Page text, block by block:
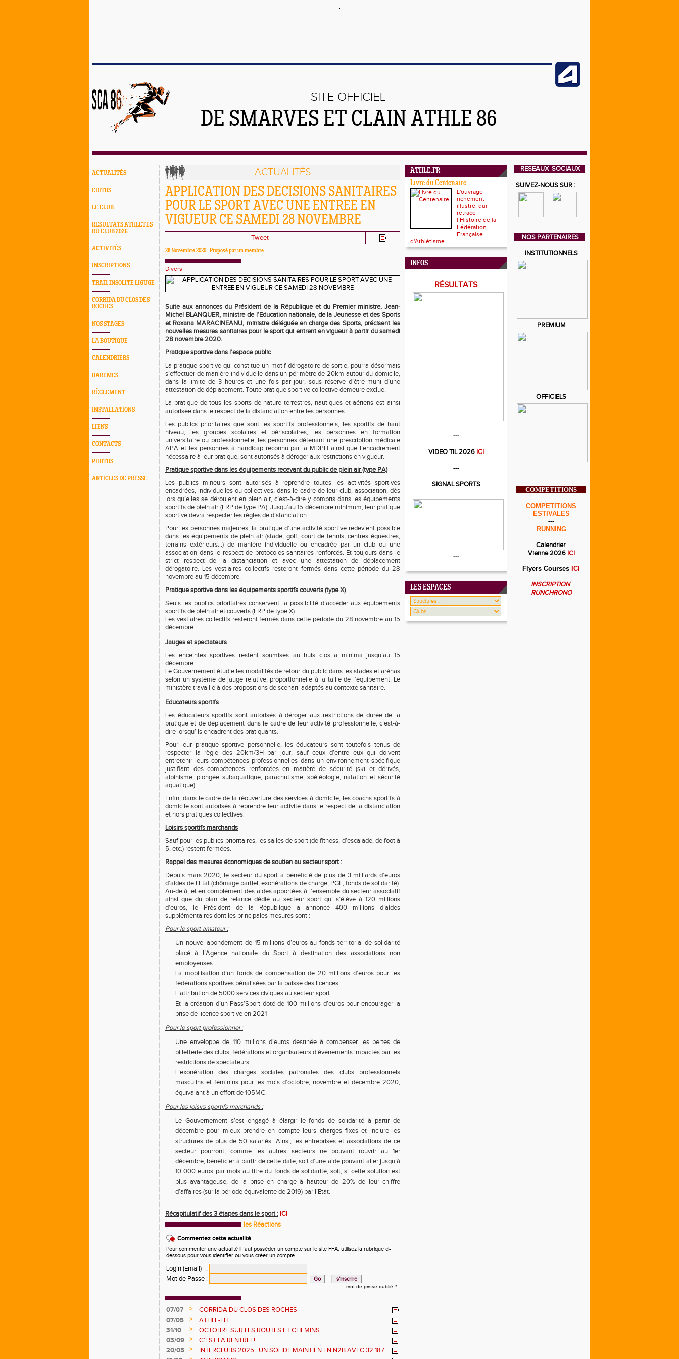
SITE OFFICIEL
DE SMARVES ET CLAIN ATHLE 86
ACTUALITÉS
EDITOS
LE CLUB
RESULTATS ATHLETES
DU CLUB 2026
ACTIVITÉS
INSCRIPTIONS
TRAIL INSOLITE LIGUGE
CORRIDA DU CLOS DES
ROCHES
NOS STAGES
LA BOUTIQUE
CALENDRIERS
BAREMES
RÈGLEMENT
INSTALLATIONS
LIENS
CONTACTS
PHOTOS
ARTICLES DE PRESSE
ACTUALITÉS
APPLICATION DES DECISIONS SANITAIRES
POUR LE SPORT AVEC UNE ENTREE EN
VIGUEUR CE SAMEDI 28 NOVEMBRE
Tweet
28 Novembre 2020 - Proposé par un membre
Divers
Suite aux annonces du Président de la République et du Premier ministre, Jean-
Michel BLANQUER, ministre de l’Education nationale, de la Jeunesse et des Sports
et Roxana MARACINEANU, ministre déléguée en charge des Sports, précisent les
nouvelles mesures sanitaires pour le sport qui entrent en vigueur à partir du samedi
28 novembre 2020.
Pratique sportive dans l’espace public
La pratique sportive qui constitue un motif dérogatoire de sortie, pourra désormais
s’effectuer de manière individuelle dans un périmètre de 20km autour du domicile,
dans la limite de 3 heures et une fois par jour, sous réserve d’être muni d’une
attestation de déplacement. Toute pratique sportive collective demeure exclue.
La pratique de tous les sports de nature terrestres, nautiques et aériens est ainsi
autorisée dans le respect de la distanciation entre les personnes.
Les publics prioritaires que sont les sportifs professionnels, les sportifs de haut
niveau, les groupes scolaires et périscolaires, les personnes en formation
universitaire ou professionnelle, les personnes détenant une prescription médicale
APA et les personnes à handicap reconnu par la MDPH ainsi que l’encadrement
nécessaire à leur pratique, sont autorisés à déroger aux restrictions en vigueur.
Pratique sportive dans les équipements recevant du public de plein air (type PA)
Les publics mineurs sont autorisés à reprendre toutes les activités sportives
encadrées, individuelles ou collectives, dans le cadre de leur club, association, dès
lors qu’elles se déroulent en plein air, c’est-à-dire y compris dans les équipements
sportifs de plein air (ERP de type PA). Jusqu’au 15 décembre minimum, leur pratique
sportive devra respecter les règles de distanciation.
Pour les personnes majeures, la pratique d’une activité sportive redevient possible
dans les équipements de plein air (stade, golf, court de tennis, centres équestres,
terrains extérieurs…) de manière individuelle ou encadrée par un club ou une
association dans le respect de protocoles sanitaires renforcés. Et toujours dans le
strict respect de la distanciation et avec une attestation de déplacement
dérogatoire. Les vestiaires collectifs resteront fermés dans cette période du 28
novembre au 15 décembre.
Pratique sportive dans les équipements sportifs couverts (type X)
Seuls les publics prioritaires conservent la possibilité d’accéder aux équipements
sportifs de plein air et couverts (ERP de type X).
Les vestiaires collectifs resteront fermés dans cette période du 28 novembre au 15
décembre.
Jauges et spectateurs
Les enceintes sportives restent soumises au huis clos a minima jusqu’au 15
décembre.
Le Gouvernement étudie les modalités de retour du public dans les stades et arénas
selon un système de jauge relative, proportionnelle à la taille de l’équipement. Le
ministère travaille à des propositions de scenarii adaptés au contexte sanitaire.
Educateurs sportifs
Les éducateurs sportifs sont autorisés à déroger aux restrictions de durée de la
pratique et de déplacement dans le cadre de leur activité professionnelle, c’est-à-
dire lorsqu’ils encadrent des pratiquants.
Pour leur pratique sportive personnelle, les éducateurs sont toutefois tenus de
respecter la règle des 20km/3H par jour, sauf ceux d’entre eux qui doivent
entretenir leurs compétences professionnelles dans un environnement spécifique
justifiant des compétences renforcées en matière de sécurité (ski et dérivés,
alpinisme, plongée subaquatique, parachutisme, spéléologie, natation et sécurité
aquatique).
Enfin, dans le cadre de la réouverture des services à domicile, les coachs sportifs à
domicile sont autorisés à reprendre leur activité dans le respect de la distanciation
et hors pratiques collectives.
Loisirs sportifs marchands
Sauf pour les publics prioritaires, les salles de sport (de fitness, d’escalade, de foot à
5, etc.) restent fermées.
Rappel des mesures économiques de soutien au secteur sport :
Depuis mars 2020, le secteur du sport a bénéficié de plus de 3 milliards d’euros
d’aides de l’Etat (chômage partiel, exonérations de charge, PGE, fonds de solidarité).
Au-delà, et en complément des aides apportées à l’ensemble du secteur associatif
ainsi que du plan de relance dédié au secteur sport qui s’élève à 120 millions
d’euros, le Président de la République a annoncé 400 millions d’aides
supplémentaires dont les principales mesures sont :
Pour le sport amateur :
Un nouvel abondement de 15 millions d’euros au fonds territorial de solidarité
placé à l’Agence nationale du Sport à destination des associations non
employeuses.
La mobilisation d’un fonds de compensation de 20 millions d’euros pour les
fédérations sportives pénalisées par la baisse des licences.
L’attribution de 5000 services civiques au secteur sport
Et la création d’un Pass’Sport doté de 100 millions d’euros pour encourager la
prise de licence sportive en 2021
Pour le sport professionnel :
Une enveloppe de 110 millions d’euros destinée à compenser les pertes de
billetterie des clubs, fédérations et organisateurs d’événements impactés par les
restrictions de spectateurs.
L’exonération des charges sociales patronales des clubs professionnels
masculins et féminins pour les mois d’octobre, novembre et décembre 2020,
équivalant à un effort de 105M€.
Pour les loisirs sportifs marchands :
Le Gouvernement s’est engagé à élargir le fonds de solidarité à partir de
décembre pour mieux prendre en compte leurs charges fixes et inclure les
structures de plus de 50 salariés. Ainsi, les entreprises et associations de ce
secteur pourront, comme les autres secteurs ne pouvant rouvrir au 1er
décembre, bénéficier à partir de cette date, soit d’une aide pouvant aller jusqu’à
10 000 euros par mois au titre du fonds de solidarité, soit, si cette solution est
plus avantageuse, de la prise en charge à hauteur de 20% de leur chiffre
d’affaires (sur la période équivalente de 2019) par l’Etat.
Récapitulatif des 3 étapes dans le sport : ICI
les Réactions
Commentez cette actualité
Pour commenter une actualité il faut posséder un compte sur le site FFA, utilisez la rubrique ci-
dessous pour vous identifier ou vous créer un compte.
Login (Email)
:
Mot de Passe : |
mot de passe oublié ?
07/07 >
CORRIDA DU CLOS DES ROCHES
07/05
>
ATHLE-FIT
31/10
>
OCTOBRE SUR LES ROUTES ET CHEMINS
03/09
>
C'EST LA RENTREE!
20/05
>
INTERCLUBS 2025 : UN SOLIDE MAINTIEN EN N2B AVEC 32 187
ATHLE.FR
Livre du Centenaire
L'ouvrage
richement
illustré, qui
retrace
l’Histoire de la
Fédération
Française
d'Athlétisme.
INFOS
RÉSULTATS
---
VIDEO TIL 2026ICI
---
SIGNAL SPORTS
---
LES ESPACES
RESEAUX SOCIAUX
SUIVEZ-NOUS SUR :
NOS PARTENAIRES
INSTITUTIONNELS
PREMIUM
OFFICIELS
COMPETITIONS
COMPETITIONS
ESTIVALES
---
RUNNING
Calendrier
Vienne 2026ICI
Flyers Courses ICI
INSCRIPTION
RUNCHRONO